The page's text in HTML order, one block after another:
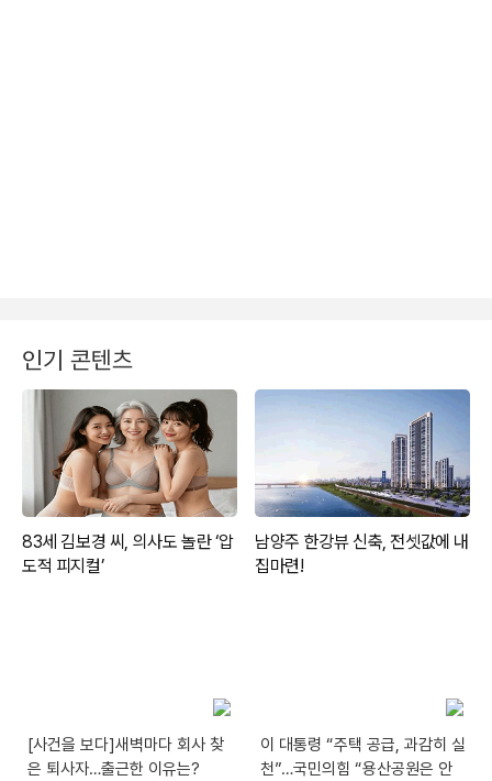
인기 콘텐츠
[사건을 보다]새벽마다 회사 찾
은 퇴사자…출근한 이유는?
이 대통령 “주택 공급, 과감히 실
천”…국민의힘 “용산공원은 안